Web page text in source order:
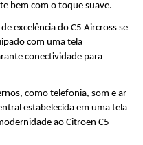
bem com o toque suave.
excelência do C5 Aircross se
como telefonia, som e ar-
estabelecida em uma tela
ao Citroën C5